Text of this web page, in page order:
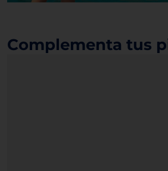
Complementa tus